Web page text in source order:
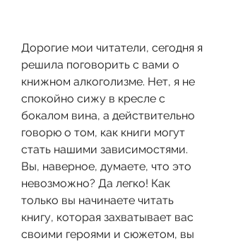
Дорогие мои читатели, сегодня я
решила поговорить с вами о
книжном алкоголизме. Нет, я не
спокойно сижу в кресле с
бокалом вина, а действительно
говорю о том, как книги могут
стать нашими зависимостями.
Вы, наверное, думаете, что это
невозможно? Да легко! Как
только вы начинаете читать
книгу, которая захватывает вас
своими героями и сюжетом, вы